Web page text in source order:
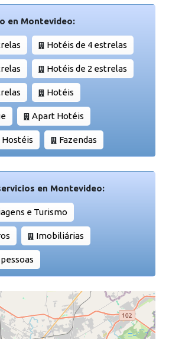
en Montevideo:
Hotéis de 4 estrelas
Hotéis de 2 estrelas
Hotéis
Apart Hotéis
Hostéis Fazendas
en Montevideo:
e Turismo
Imobiliárias